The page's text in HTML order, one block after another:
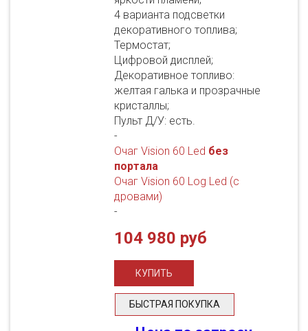
4 варианта подсветки
декоративного топлива;
Термостат;
Цифровой дисплей;
Декоративное топливо:
желтая галька и прозрачные
кристаллы;
Пульт Д/У: есть.
-
Очаг Vision 60 Led без
портала
Очаг Vision 60 Log Led (с
дровами)
-
104 980 руб
БЫСТРАЯ ПОКУПКА